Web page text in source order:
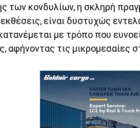
των κονδυλίων, η σκληρή
είναι δυστυχώς
με τρόπο που
αφήνοντας τις μικρομεσαίες